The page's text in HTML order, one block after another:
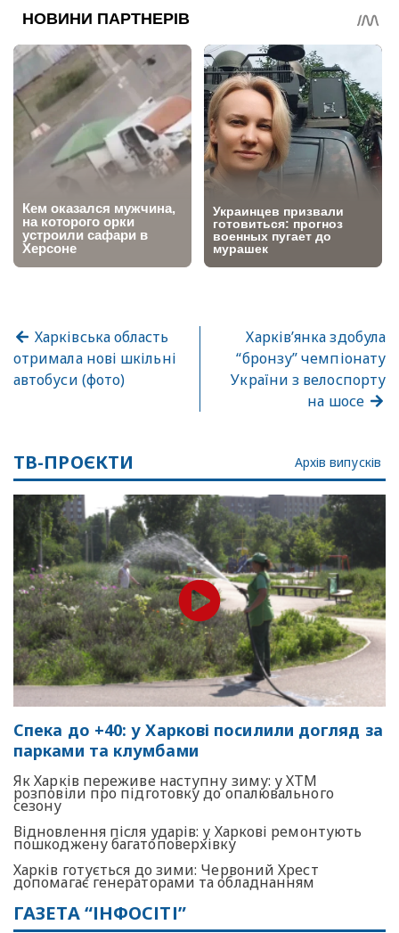
Харківська область
отримала нові шкільні
автобуси (фото)
Харків’янка здобула
“бронзу” чемпіонату
України з велоспорту
на шосе
ТВ-ПРОЄКТИ Архів випусків
Спека до +40: у Харкові посилили догляд за
парками та клумбами
Як Харків переживе наступну зиму: у ХТМ
розповіли про підготовку до опалювального
сезону
Відновлення після ударів: у Харкові ремонтують
пошкоджену багатоповерхівку
Харків готується до зими: Червоний Хрест
допомагає генераторами та обладнанням
ГАЗЕТА “ІНФОСІТІ”